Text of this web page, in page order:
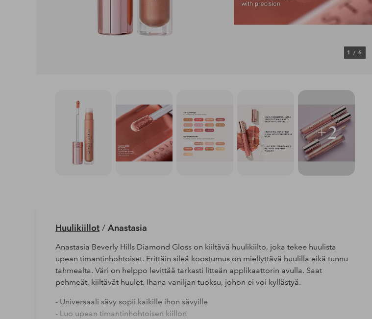
1/ 6
+2
Huulikiillot/ Anastasia
Anastasia Beverly Hills Diamond Gloss on kiiltävä huulikiilto, joka tekee huulista
upean timantinhohtoiset. Erittäin sileä koostumus on miellyttävä huulilla eikä tunnu
tahmealta. Väri on helppo levittää tarkasti litteän applikaattorin avulla. Saat
pehmeät, kiiltävät huulet. Ihana vaniljan tuoksu, johon ei voi kyllästyä.
- Universaali sävy sopii kaikille ihon sävyille
- Luo upean timantinhohtoisen kiillon